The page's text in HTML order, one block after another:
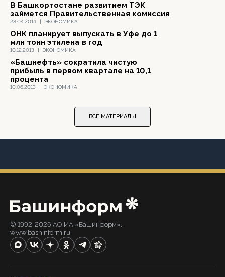
28.04.2014 | ЭКОНОМИКА
В Башкортостане развитием ТЭК
займется Правительственная комиссия
10.12.2013 | ЭКОНОМИКА
ОНК планирует выпускать в Уфе до 1
млн тонн этилена в год
10.06.2013 | ЭКОНОМИКА
«Башнефть» сократила чистую
прибыль в первом квартале на 10,1
процента
ВСЕ МАТЕРИАЛЫ
© 1992-2026 АО ИА «Башинформ».
www.bashinform.ru